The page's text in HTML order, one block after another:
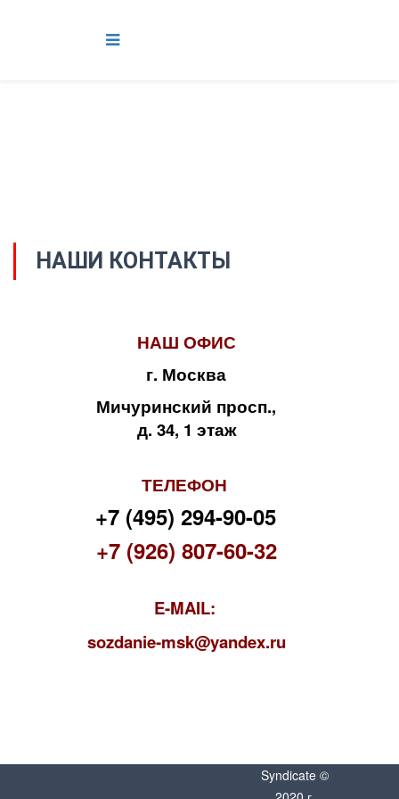
НАШИ КОНТАКТЫ
НАШ ОФИС
г. Москва
Мичуринский просп.,
д. 34, 1 этаж
ТЕЛЕФОН
+7 (495) 294-90-05
+7 (926) 807-60-32
E-MAIL:
sozdanie-msk@yandex.ru
Syndicate ©